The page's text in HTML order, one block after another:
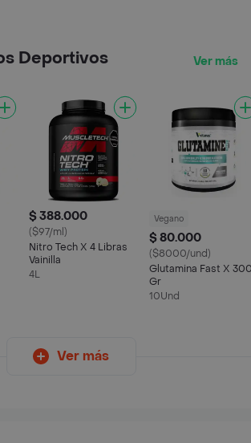
Deportivos Ver más
$ 388.000
($97/ml)
Nitro Tech X 4 Libras
Vainilla
4L
Vegano
$ 80.000
($8000/und)
Glutamina Fast X
Gr
10Und
Ver más